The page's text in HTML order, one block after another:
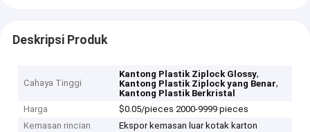
Deskripsi Produk
Cahaya Tinggi
Kantong Plastik Ziplock Glossy,
Kantong Plastik Ziplock yang Benar,
Kantong Plastik Berkristal
Harga
$0.05/pieces 2000-9999 pieces
Kemasan rincian
Ekspor kemasan luar kotak karton